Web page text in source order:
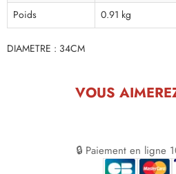
Poids
0.91 kg
DIAMETRE : 34CM
VOUS
🔒 Paiement en ligne